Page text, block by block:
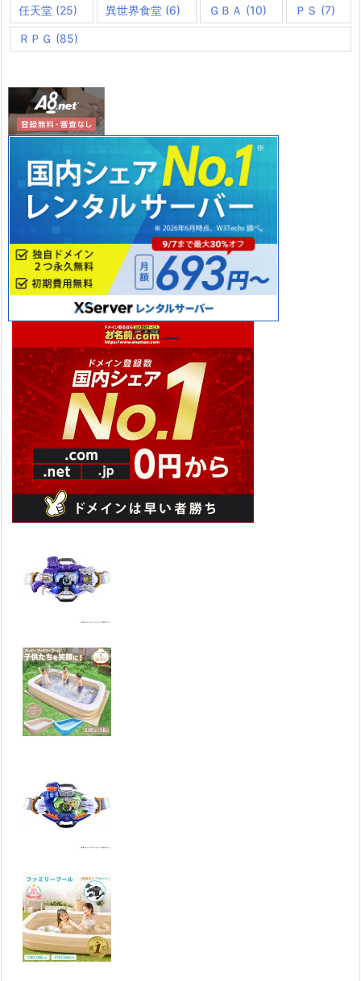
任天堂 (25) 異世界食堂 (6) ＧＢＡ (10) ＰＳ (7)
ＲＰＧ (85)